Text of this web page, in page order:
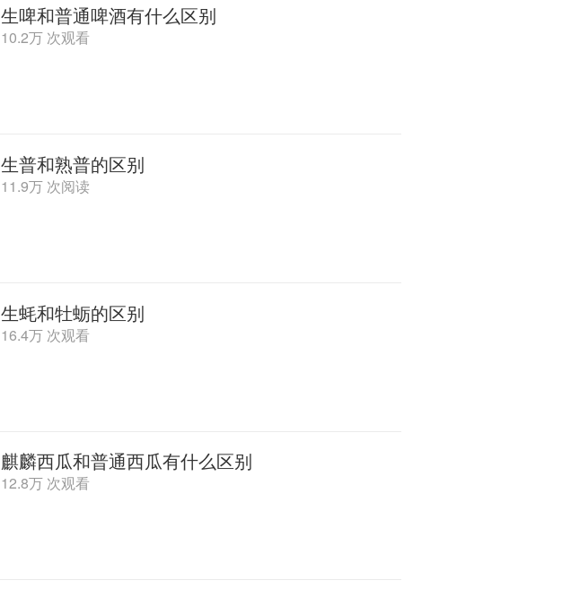
生啤和普通啤酒有什么区别
10.2万 次观看
生普和熟普的区别
11.9万 次阅读
生蚝和牡蛎的区别
16.4万 次观看
麒麟西瓜和普通西瓜有什么区别
12.8万 次观看